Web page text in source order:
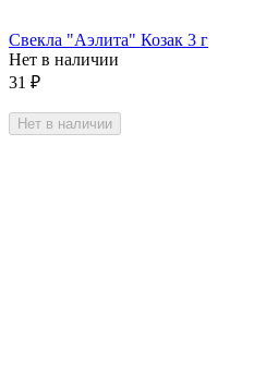
Свекла "Аэлита" Козак 3 г
Нет в наличии
31 ₽
Нет в наличии